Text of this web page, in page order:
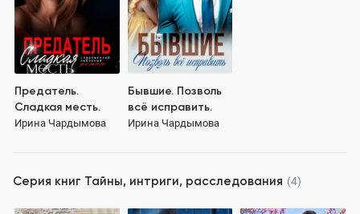
Предатель.
Сладкая месть.
Ирина Чардымова
Бывшие. Позволь
всё исправить.
Ирина Чардымова
Серия книг Тайны, интриги, расследования (4)